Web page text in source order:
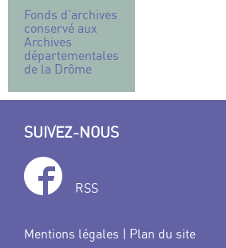
Fonds d’archives
conservé aux
Archives
départementales
de la Drôme
SUIVEZ-NOUS
RSS
Mentions légales | Plan du site